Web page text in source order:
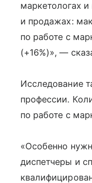
маркетологах
и продажах:
по работе с
(+16%)», —
Исследование
профессии.
по работе с
«Особенно
диспетчеры и